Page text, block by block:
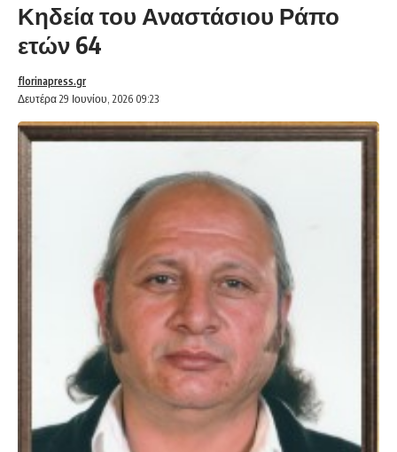
Κηδεία του Αναστάσιου Ράπο
ετών 64
Δευτέρα 29 Ιουνίου, 2026 09:23
florinapress.gr